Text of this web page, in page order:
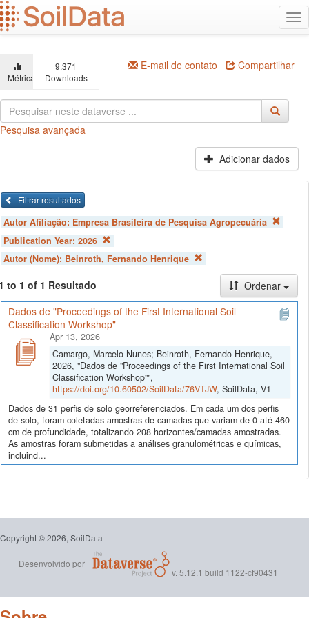
Ir
para
o
principal
Métricas
9,371
Downloads
E-mail de contato Compartilhar
Pesquisa avançada
Adicionar dados
Filtrar resultados
Autor Afiliação: Empresa Brasileira de Pesquisa Agropecuária
Publication Year: 2026
Autor (Nome): Beinroth, Fernando Henrique
to 1 of 1 Resultado
Ordenar
Dados de "Proceedings of the First International Soil
Classification Workshop"
Apr 13, 2026
Camargo, Marcelo Nunes; Beinroth, Fernando Henrique,
2026, "Dados de "Proceedings of the First International Soil
Classification Workshop"",
https://doi.org/10.60502/SoilData/76VTJW, SoilData, V1
Dados de 31 perfis de solo georreferenciados. Em cada um dos perfis
de solo, foram coletadas amostras de camadas que variam de 0 até 460
cm de profundidade, totalizando 208 horizontes/camadas amostradas.
As amostras foram submetidas a análises granulométricas e químicas,
incluind...
Copyright © 2026, SoilData
Desenvolvido por
v. 5.12.1 build 1122-cf90431